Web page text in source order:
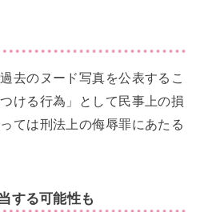
去のヌード写真を公表するこ
ける行為」として民事上の損
ては刑法上の侮辱罪にあたる
する可能性も